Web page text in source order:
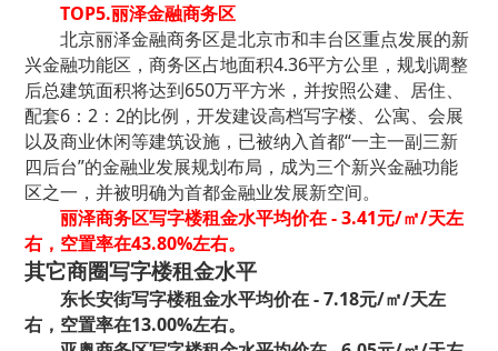
TOP5.丽泽金融商务区
北京丽泽金融商务区是北京市和丰台区重点发展的新
兴金融功能区，商务区占地面积4.36平方公里，规划调整
后总建筑面积将达到650万平方米，并按照公建、居住、
配套6：2：2的比例，开发建设高档写字楼、公寓、会展
以及商业休闲等建筑设施，已被纳入首都“一主一副三新
四后台”的金融业发展规划布局，成为三个新兴金融功能
区之一，并被明确为首都金融业发展新空间。
丽泽商务区写字楼租金水平均价在 - 3.41元/㎡/天左
右，空置率在43.80%左右。
其它商圈写字楼租金水平
东长安街写字楼租金水平均价在 - 7.18元/㎡/天左
右，空置率在13.00%左右。